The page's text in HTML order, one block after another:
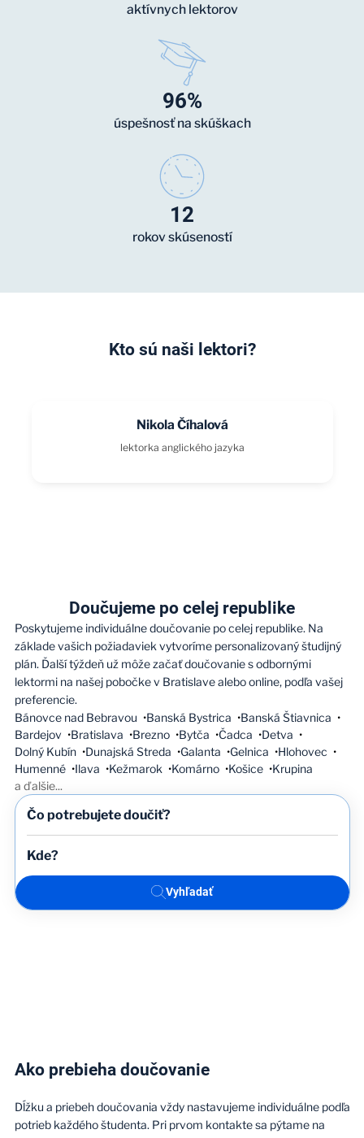
aktívnych lektorov
96%
úspešnosť na skúškach
12
rokov skúseností
Kto sú naši lektori?
Nikola Číhalová
lektorka anglického jazyka
Doučujeme po celej republike
Poskytujeme individuálne doučovanie po celej republike. Na
základe vašich požiadaviek vytvoríme personalizovaný študijný
plán. Ďalší týždeň už môže začať doučovanie s odbornými
lektormi na našej pobočke v Bratislave alebo online, podľa vašej
preferencie.
Bánovce nad Bebravou
Banská Bystrica
Banská Štiavnica
Bardejov
Bratislava Brezno Bytča Čadca
Detva
Dolný Kubín
Dunajská Streda Galanta Gelnica
Hlohovec
Humenné
Ilava Kežmarok Komárno Košice
Krupina
a ďalšie...
Vyhľadať
Ako prebieha doučovanie
Dĺžku a priebeh doučovania vždy nastavujeme individuálne podľa
potrieb každého študenta. Pri prvom kontakte sa pýtame na